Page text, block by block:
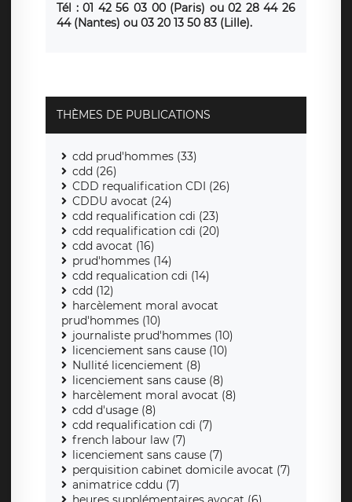
Tél : 01 42 56 03 00 (Paris) ou 02 28 44 26
44 (Nantes) ou 03 20 13 50 83 (Lille).
THÈMES DE PUBLICATIONS
cdd prud'hommes (33)
cdd (26)
CDD requalification CDI (26)
CDDU avocat (24)
cdd requalification cdi (23)
cdd requalification cdi (20)
cdd avocat (16)
prud'hommes (14)
cdd requalication cdi (14)
cdd (12)
harcèlement moral avocat
prud'hommes (10)
journaliste prud'hommes (10)
licenciement sans cause (10)
Nullité licenciement (8)
licenciement sans cause (8)
harcèlement moral avocat (8)
cdd d'usage (8)
cdd requalification cdi (7)
french labour law (7)
licenciement sans cause (7)
perquisition cabinet domicile avocat (7)
animatrice cddu (7)